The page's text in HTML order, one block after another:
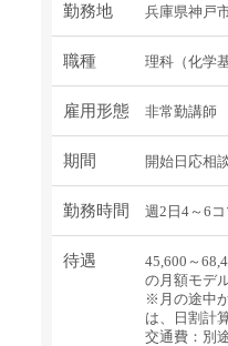
勤務地 兵庫県神戸
職種 理科（化学
雇用形態 非常勤講師
期間 開始日応相
勤務時間 週2日4～6
待遇
45,600～
の月額モデ
※月の途中
は、日割計
交通費：別